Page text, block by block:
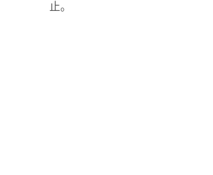
止。